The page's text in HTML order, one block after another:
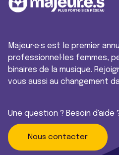
Majeur·e·s est le premier
professionnel·les femmes,
binaires de la musique.
vous aussi au changement
Une question ? Besoin d'aide
Nous contacter